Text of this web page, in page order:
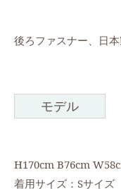
後ろファスナー、日
モデル
H170cm B76cm
着用サイズ：Sサイズ